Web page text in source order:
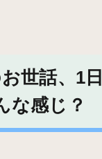
世話、1
な感じ？